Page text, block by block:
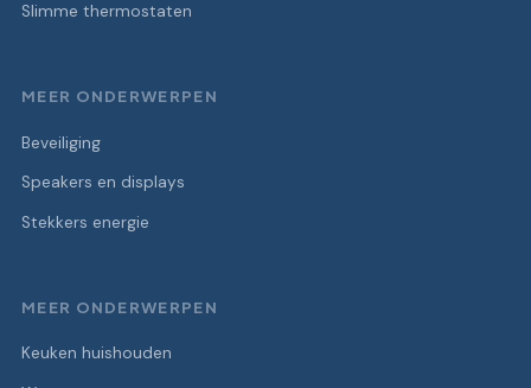
Slimme thermostaten
MEER ONDERWERPEN
Beveiliging
Speakers en displays
Stekkers energie
MEER ONDERWERPEN
Keuken huishouden